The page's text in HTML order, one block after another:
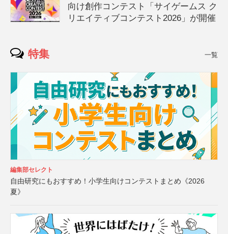
向け創作コンテスト「サイゲームス ク
リエイティブコンテスト2026」が開催
特集 一覧
編集部セレクト
自由研究にもおすすめ！小学生向けコンテストまとめ《2026
夏》